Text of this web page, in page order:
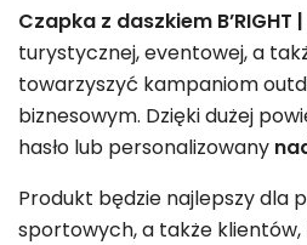
Czapka z daszkiem
turystycznej, eventowej, a
towarzyszyć kampaniom
biznesowym. Dzięki dużej
hasło lub personalizowany
Produkt będzie najlepszy dla
sportowych, a także